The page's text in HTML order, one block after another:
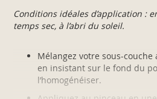
Conditions idéales d’application :
temps sec, à l’abri du soleil.
Mélangez votre sous-
en insistant sur le fond du
l’homogénéiser.